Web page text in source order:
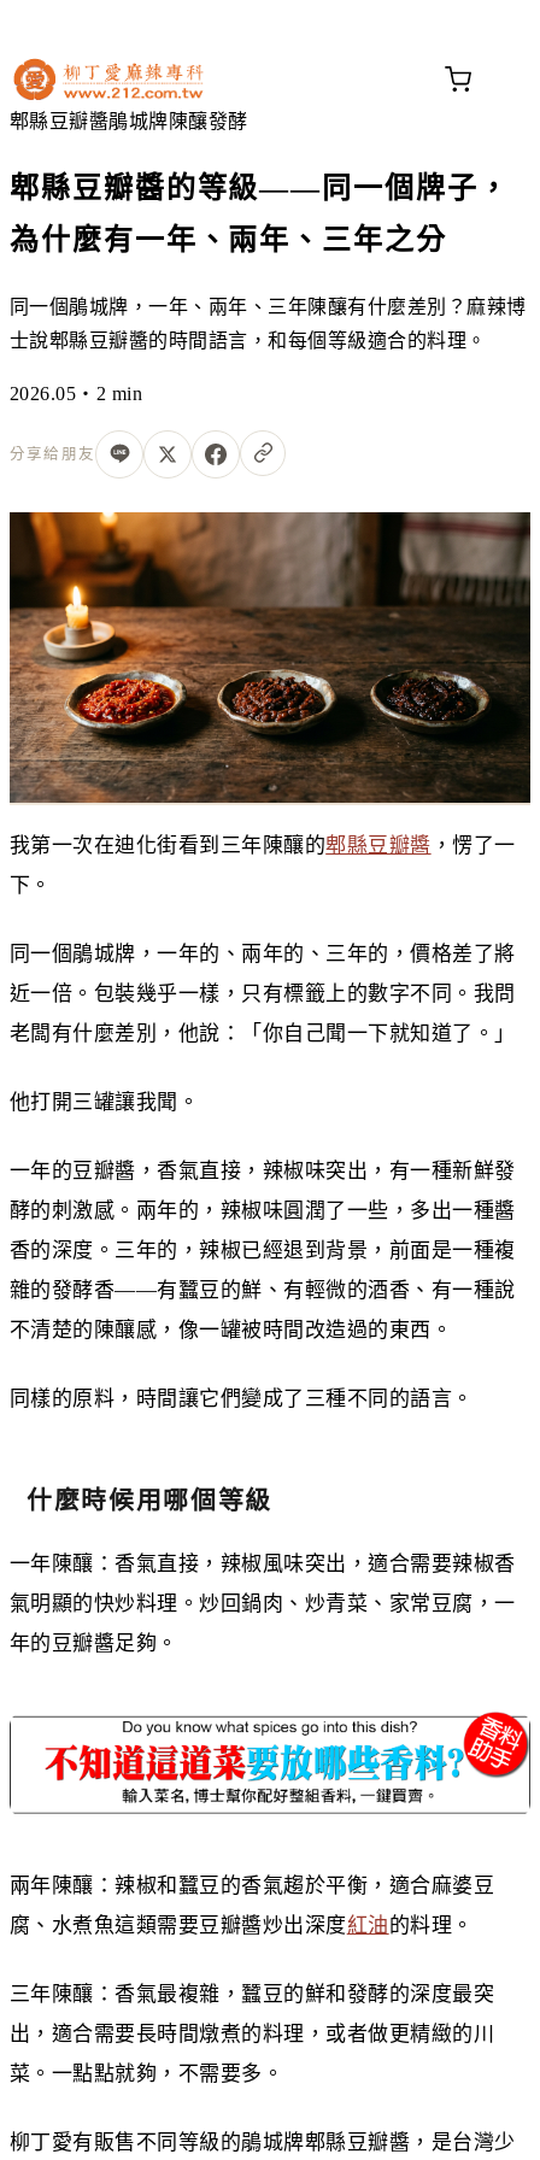
郫縣豆瓣醬鵑城牌 陳釀發酵
郫縣豆瓣醬的等級——同一個牌子，
為什麼有一年、兩年、三年之分
同一個鵑城牌，一年、兩年、三年陳釀有什麼差別？麻辣博
士說郫縣豆瓣醬的時間語言，和每個等級適合的料理。
2026.05・2 min
分享給朋友
我第一次在迪化街看到三年陳釀的郫縣豆瓣醬 ，愣了一
下。
同一個鵑城牌，一年的、兩年的、三年的，價格差了將
近一倍。包裝幾乎一樣，只有標籤上的數字不同。我問
老闆有什麼差別，他說：「你自己聞一下就知道了。」
他打開三罐讓我聞。
一年的豆瓣醬，香氣直接，辣椒味突出，有一種新鮮發
酵的刺激感。兩年的，辣椒味圓潤了一些，多出一種醬
香的深度。三年的，辣椒已經退到背景，前面是一種複
雜的發酵香——有蠶豆的鮮、有輕微的酒香、有一種說
不清楚的陳釀感，像一罐被時間改造過的東西。
同樣的原料，時間讓它們變成了三種不同的語言。
什麼時候用哪個等級
一年陳釀：香氣直接，辣椒風味突出，適合需要辣椒香
氣明顯的快炒料理。炒回鍋肉、炒青菜、家常豆腐，一
年的豆瓣醬足夠。
兩年陳釀：辣椒和蠶豆的香氣趨於平衡，適合麻婆豆
腐、水煮魚這類需要豆瓣醬炒出深度紅油的料理。
三年陳釀：香氣最複雜，蠶豆的鮮和發酵的深度最突
出，適合需要長時間燉煮的料理，或者做更精緻的川
菜。一點點就夠，不需要多。
柳丁愛有販售不同等級的鵑城牌郫縣豆瓣醬，是台灣少